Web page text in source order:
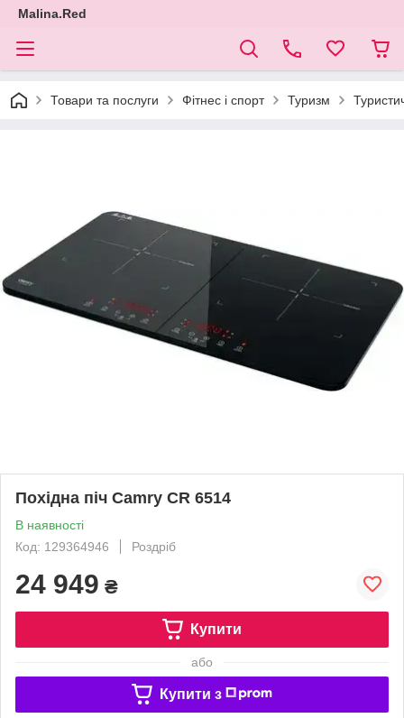
Malina.Red
Товари та послуги Фітнес і спорт Туризм
Похідна піч Camry CR 6514
В наявності
Код: 129364946
Роздріб
24 949 ₴
Купити
або
Купити з